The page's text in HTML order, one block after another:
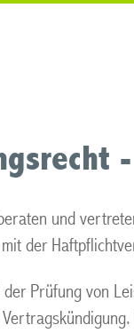
und
der
Prüfung von